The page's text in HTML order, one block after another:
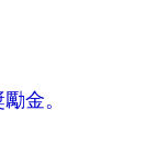
金。